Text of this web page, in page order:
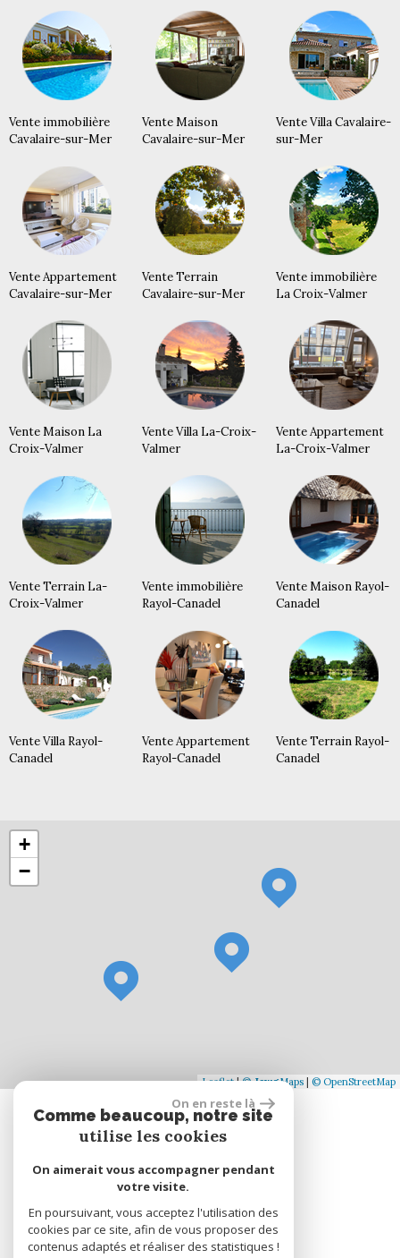
Vente immobilière
Cavalaire-sur-Mer
Vente Maison
Cavalaire-sur-Mer
Vente Villa Cavalaire-
sur-Mer
Vente Appartement
Cavalaire-sur-Mer
Vente Terrain
Cavalaire-sur-Mer
Vente immobilière
La Croix-Valmer
Vente Maison La
Croix-Valmer
Vente Villa La-Croix-
Valmer
Vente Appartement
La-Croix-Valmer
Vente Terrain La-
Croix-Valmer
Vente immobilière
Rayol-Canadel
Vente Maison Rayol-
Canadel
Vente Villa Rayol-
Canadel
Vente Appartement
Rayol-Canadel
Vente Terrain Rayol-
Canadel
+
−
Leaflet|©JawgMaps © OpenStreetMap
Se connecter
Espace propriétaire
réalisé par
On en reste là
Comme beaucoup, notre site
utilise les cookies
On aimerait vous accompagner pendant
votre visite.
En poursuivant, vous acceptez l'utilisation des
cookies par ce site, afin de vous proposer des
contenus adaptés et réaliser des statistiques !